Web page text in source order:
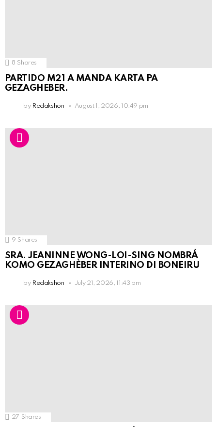
8 Shares
PARTIDO M21 A MANDA KARTA PA
GEZAGHEBER.
by Redakshon August 1, 2026, 10:49 pm
9 Shares
SRA. JEANINNE WONG-LOI-SING NOMBRÁ
KOMO GEZAGHÈBER INTERINO DI BONEIRU
by Redakshon July 21, 2026, 11:43 pm
27 Shares